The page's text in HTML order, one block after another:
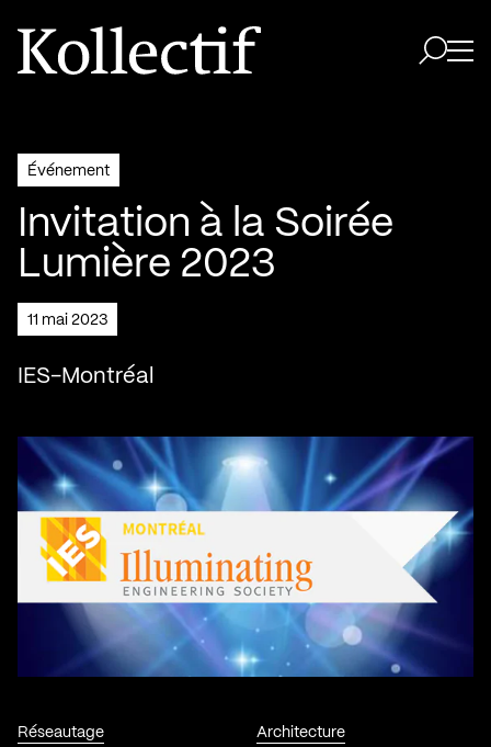
Aller à la page d'accueil
Logo Kollectif
Événement
Invitation à la Soirée
Lumière 2023
11 mai 2023
IES-Montréal
Réseautage
Architecture